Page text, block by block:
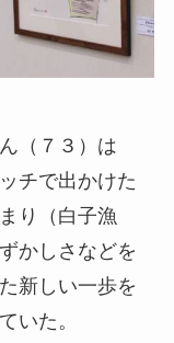
（７３）は
チで出かけた
り（白子漁
かしさなどを
新しい一歩を
いた。